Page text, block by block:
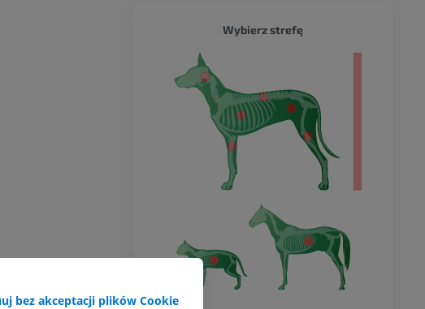
Wybierz strefę
bez akceptacji plików Cookie